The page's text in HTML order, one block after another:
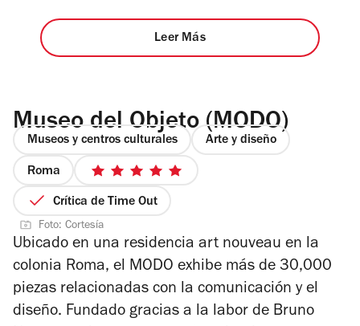
Leer Más
Museo del Objeto (MODO)
Museos y centros culturales Arte y diseño
Roma
5
de
estrellas
Crítica de Time Out
Foto: Cortesía
Ubicado en una residencia art nouveau en la
colonia Roma, el MODO exhibe más de 30,000
piezas relacionadas con la comunicación y el
diseño. Fundado gracias a la labor de Bruno